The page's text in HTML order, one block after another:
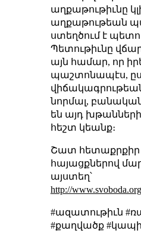
աղքաթութիւնը
աղքաթութեան
ստեղծում է
Պետութիւնը
այն համար, որ
պաշտոնապէս,
նորմալ,
են այդ
հեշտ կեանք։
Շատ հետաքրքիր
հայացքներով
այստեղ՝
http://
#ազատութիւն
#քաղվածք